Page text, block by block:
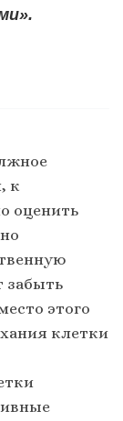
к
оценить
забыть
этого
клетки